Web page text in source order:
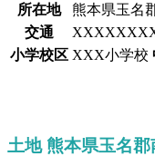
所在地
熊本県玉名
交通
小学校区 XXX小学校
土地 熊本県玉名